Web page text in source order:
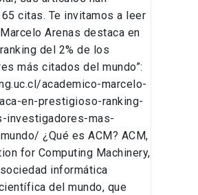
citas. Te invitamos a leer
Arenas destaca en
del 2% de los
más citados del mundo”:
academico-marcelo-
en-prestigioso-ranking-
investigadores-mas-
¿Qué es ACM? ACM,
for Computing Machinery,
informática
del mundo, que